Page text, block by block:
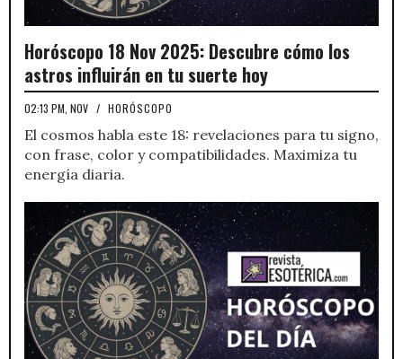
Horóscopo 18 Nov 2025: Descubre cómo los
astros influirán en tu suerte hoy
02:13 PM, NOV / HORÓSCOPO
El cosmos habla este 18: revelaciones para tu signo,
con frase, color y compatibilidades. Maximiza tu
energía diaria.